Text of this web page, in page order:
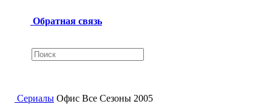
Обратная связь
Сериалы Офис Все Сезоны 2005